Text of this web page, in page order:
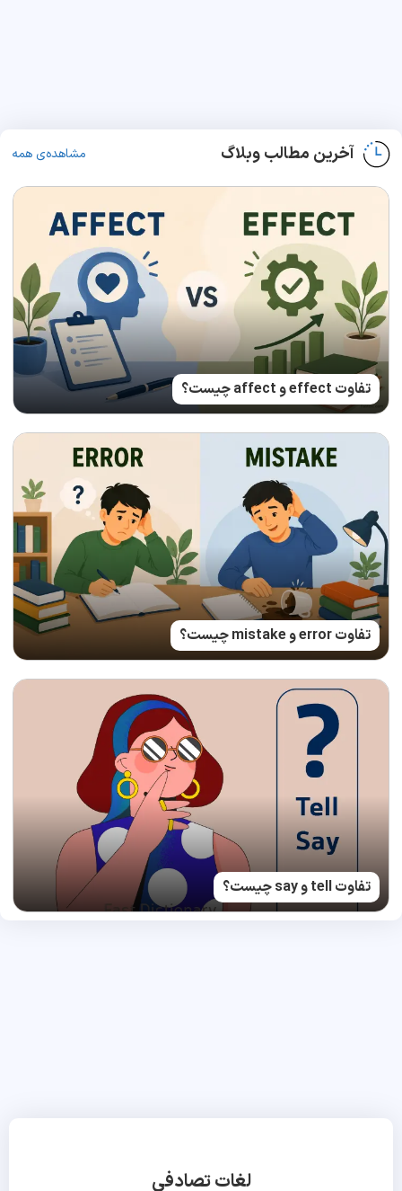
آخرین مطالب وبلاگ مشاهده‌ی همه
تفاوت effect و affect چیست؟
تفاوت error و mistake چیست؟
تفاوت tell و say چیست؟
لغات تصادفی